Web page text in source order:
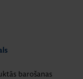
barošanas